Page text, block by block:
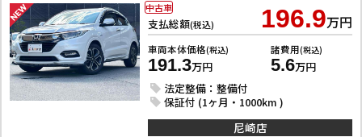
支払総額(税込) 196.9万円
車両本体価格(税込)
191.3万円
諸費用(税込)
5.6万円
法定整備：整備付
保証付 (1ヶ月・1000km )
中古車
尼崎店